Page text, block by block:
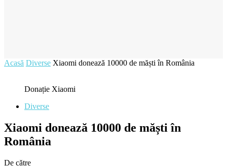
Acasă Diverse Xiaomi donează 10000 de măști în România
Donație Xiaomi
Diverse
Xiaomi donează 10000 de măști în
România
De către